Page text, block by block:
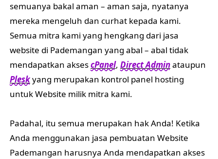
semuanya bakal aman – aman saja, nyatanya
mereka mengeluh dan curhat kepada kami.
Semua mitra kami yang hengkang dari jasa
website di Pademangan yang abal – abal tidak
mendapatkan aksescPanel, Direct Adminataupun
Pleskyang merupakan kontrol panel hosting
untuk Website milik mitra kami.
Padahal, itu semua merupakan hak Anda! Ketika
Anda menggunakan jasa pembuatan Website
Pademangan harusnya Anda mendapatkan akses